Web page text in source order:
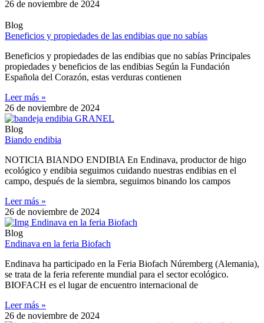
26 de noviembre de 2024
Blog
Beneficios y propiedades de las endibias que no sabías
Beneficios y propiedades de las endibias que no sabías Principales
propiedades y beneficios de las endibias Según la Fundación
Española del Corazón, estas verduras contienen
Leer más »
26 de noviembre de 2024
Blog
Biando endibia
NOTICIA BIANDO ENDIBIA En Endinava, productor de higo
ecológico y endibia seguimos cuidando nuestras endibias en el
campo, después de la siembra, seguimos binando los campos
Leer más »
26 de noviembre de 2024
Blog
Endinava en la feria Biofach
Endinava ha participado en la Feria Biofach Núremberg (Alemania),
se trata de la feria referente mundial para el sector ecológico.
BIOFACH es el lugar de encuentro internacional de
Leer más »
26 de noviembre de 2024